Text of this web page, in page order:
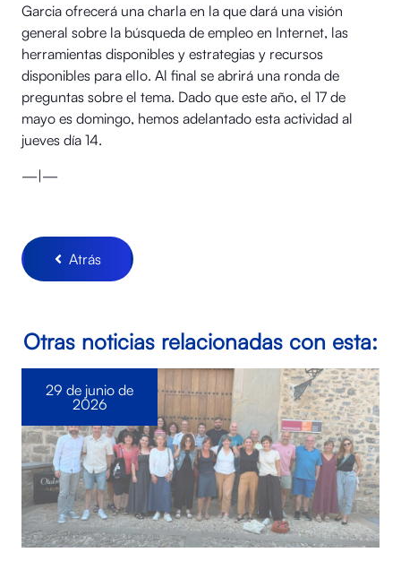
Garcia ofrecerá una charla en la que dará una visión
general sobre la búsqueda de empleo en Internet, las
herramientas disponibles y estrategias y recursos
disponibles para ello. Al final se abrirá una ronda de
preguntas sobre el tema. Dado que este año, el 17 de
mayo es domingo, hemos adelantado esta actividad al
jueves día 14.
—|—
Atrás
Otras noticias relacionadas con esta:
29 de junio de
2026